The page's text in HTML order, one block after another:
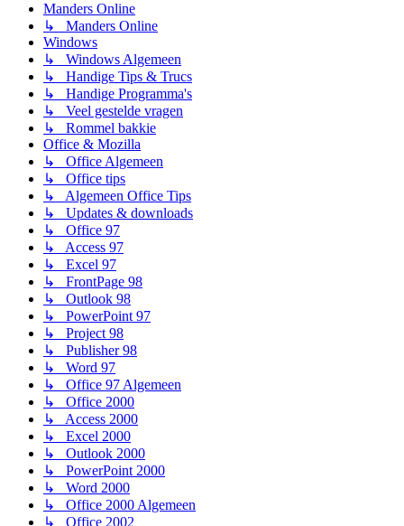
Manders Online
↳ Manders Online
Windows
↳ Windows Algemeen
↳ Handige Tips & Trucs
↳ Handige Programma's
↳ Veel gestelde vragen
↳ Rommel bakkie
Office & Mozilla
↳ Office Algemeen
↳ Office tips
↳ Algemeen Office Tips
↳ Updates & downloads
↳ Office 97
↳ Access 97
↳ Excel 97
↳ FrontPage 98
↳ Outlook 98
↳ PowerPoint 97
↳ Project 98
↳ Publisher 98
↳ Word 97
↳ Office 97 Algemeen
↳ Office 2000
↳ Access 2000
↳ Excel 2000
↳ Outlook 2000
↳ PowerPoint 2000
↳ Word 2000
↳ Office 2000 Algemeen
↳ Office 2002